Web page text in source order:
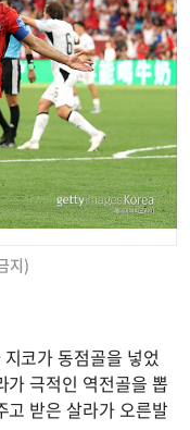
지)
코가 동점골을 넣었
가 극적인 역전골을 뽑
고 받은 살라가 오른발